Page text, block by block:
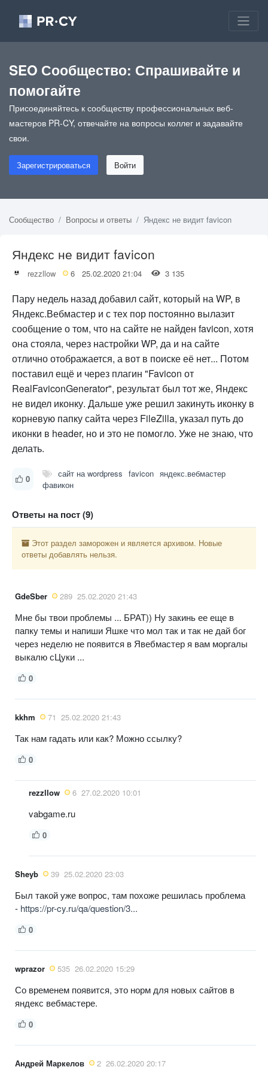
SEO Сообщество: Спрашивайте и
помогайте
Присоединяйтесь к сообществу профессиональных веб-
мастеров PR-CY, отвечайте на вопросы коллег и задавайте
свои.
Зарегистрироваться Войти
Сообщество Вопросы и ответы Яндекс не видит favicon
Яндекс не видит favicon
rezzllow 6 25.02.2020 21:04 3 135
Пару недель назад добавил сайт, который на WP, в
Яндекс.Вебмастер и с тех пор постоянно вылазит
сообщение о том, что на сайте не найден favicon, хотя
она стояла, через настройки WP, да и на сайте
отлично отображается, а вот в поиске её нет... Потом
поставил ещё и через плагин "Favicon от
RealFaviconGenerator", результат был тот же, Яндекс
не видел иконку. Дальше уже решил закинуть иконку в
корневую папку сайта через FileZilla, указал путь до
иконки в header, но и это не помогло. Уже не знаю, что
делать.
0 сайт на wordpress favicon яндекс.вебмастер
фавикон
Ответы на пост (9)
Этот раздел заморожен и является архивом. Новые
ответы добавлять нельзя.
GdeSber 289 25.02.2020 21:43
Мне бы твои проблемы ... БРАТ)) Ну закинь ее еще в
папку темы и напиши Яшке что мол так и так не дай бог
через неделю не появится в Явебмастер я вам моргалы
выкалю сЦуки ...
0
kkhm 71 25.02.2020 21:43
Так нам гадать или как? Можно ссылку?
0
rezzllow 6 27.02.2020 10:01
vabgame.ru
0
Sheyb 39 25.02.2020 23:03
Был такой уже вопрос, там похоже решилась проблема
- https://pr-cy.ru/qa/question/3...
0
wprazor 535 26.02.2020 15:29
Со временем появится, это норм для новых сайтов в
яндекс вебмастере.
0
Андрей Маркелов 2 26.02.2020 20:17